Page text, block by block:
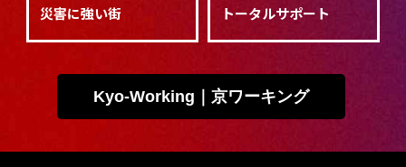
災害に強い街
トータルサポート
Kyo-Working｜京ワーキング